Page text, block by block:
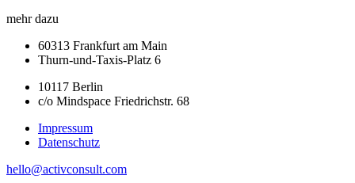
mehr dazu
60313 Frankfurt am Main
Thurn-und-Taxis-Platz 6
10117 Berlin
c/o Mindspace Friedrichstr. 68
Impressum
Datenschutz
hello@activconsult.com